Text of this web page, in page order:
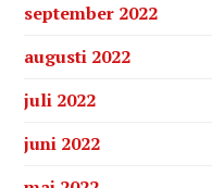
september 2022
augusti 2022
juli 2022
juni 2022